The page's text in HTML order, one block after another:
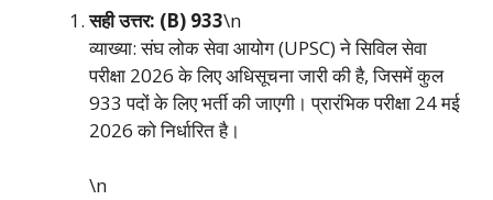
सही उत्तर: (B) 933\n
व्याख्या: संघ लोक सेवा आयोग (UPSC) ने सिविल सेवा
परीक्षा 2026 के लिए अधिसूचना जारी की है, जिसमें कुल
933 पदों के लिए भर्ती की जाएगी। प्रारंभिक परीक्षा 24 मई
2026 को निर्धारित है।
\n